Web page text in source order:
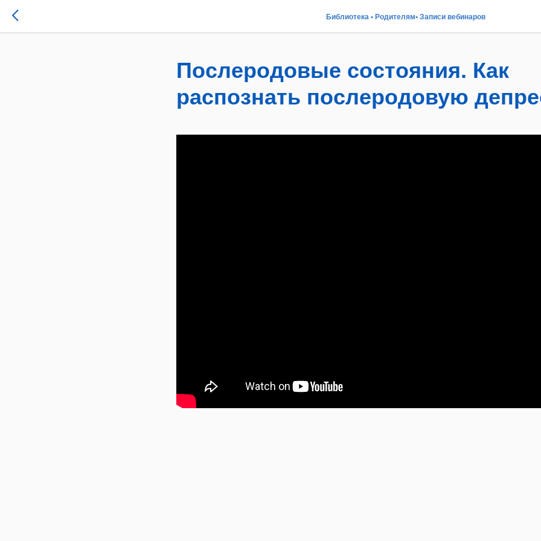
Библиотека • Родителям• Записи вебинаров
Послеродовые состояния. Как
распознать послеродовую